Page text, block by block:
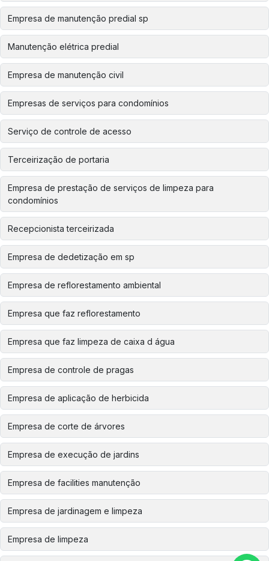
Empresa de manutenção predial sp
Manutenção elétrica predial
Empresa de manutenção civil
Empresas de serviços para condomínios
Serviço de controle de acesso
Terceirização de portaria
Empresa de prestação de serviços de limpeza para
condomínios
Recepcionista terceirizada
Empresa de dedetização em sp
Empresa de reflorestamento ambiental
Empresa que faz reflorestamento
Empresa que faz limpeza de caixa d água
Empresa de controle de pragas
Empresa de aplicação de herbicida
Empresa de corte de árvores
Empresa de execução de jardins
Empresa de facilities manutenção
Empresa de jardinagem e limpeza
Empresa de limpeza